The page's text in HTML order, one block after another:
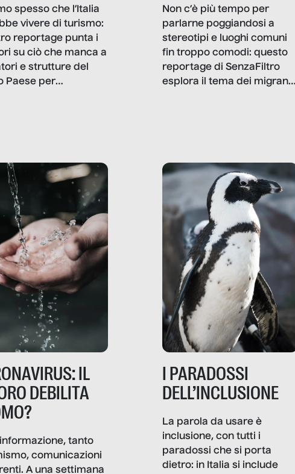
spesso che l’Italia
vivere di turismo:
reportage punta i
su ciò che manca a
e strutture del
Paese per
Non c’è più tempo per
parlarne poggiandosi a
stereotipi e luoghi comuni
fin troppo comodi: questo
reportage di SenzaFiltro
esplora il tema dei migranti
ripensano.
IL
DEBILITA
tanto
comunicazioni
A una settimana
I PARADOSSI
DELL’INCLUSIONE
La parola da usare è
inclusione, con tutti i
paradossi che si porta
dietro: in Italia si include